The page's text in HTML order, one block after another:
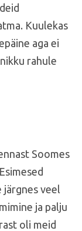
Kuulekas
aga ei
rahule
Soomes
järgnes veel
ja palju
oli meid